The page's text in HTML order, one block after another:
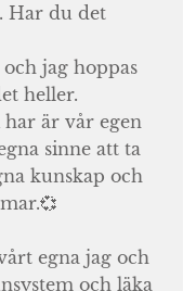
Har du det
jag hoppas
heller.
är vår egen
sinne att ta
kunskap och
egna jag och
och läka